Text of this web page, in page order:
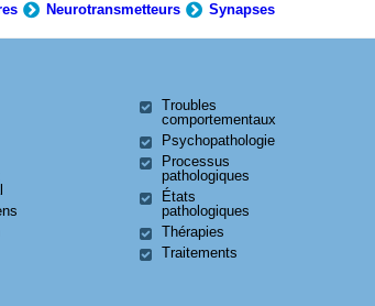
Neurotransmetteurs Synapses
Troubles
comportementaux
Psychopathologie
Processus
pathologiques
États
pathologiques
Thérapies
Traitements